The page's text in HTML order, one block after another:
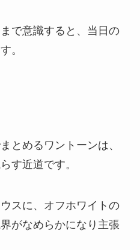
で意識すると、当日の
。
とめるワントーンは、
す近道です。
スに、オフホワイトの
がなめらかになり主張